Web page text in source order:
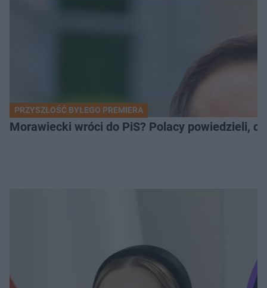
PRZYSZŁOŚĆ BYŁEGO PREMIERA
Morawiecki wróci do PiS? Polacy powiedzieli,